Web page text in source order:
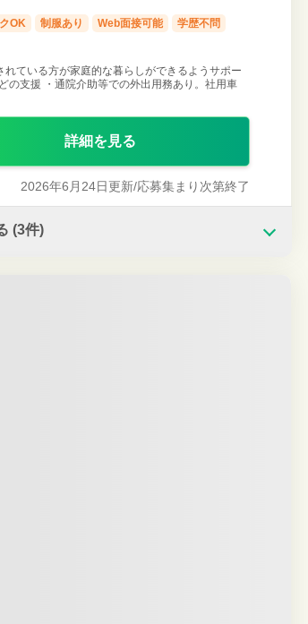
OK 制服あり Web面接可能
学歴不問
ている方が家庭的な暮らしができるようサポー
の支援 ・通院介助等での外出用務あり。社用車
詳細を見る
2026年6月24日更新/応募集まり次第終了
(3件)